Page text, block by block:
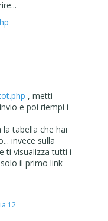
, metti
e poi riempi i
tabella che hai
invece sulla
ti visualizza tutti i
il primo link
12